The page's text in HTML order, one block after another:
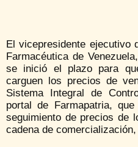
El vicepresidente ejecutivo
Farmacéutica de
se inició el plazo para
carguen los precios de
Sistema Integral de
portal de Farmapatria,
seguimiento de precios de
cadena de